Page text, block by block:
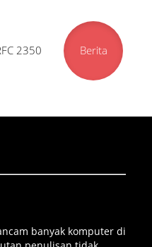
2350 Berita
banyak komputer di